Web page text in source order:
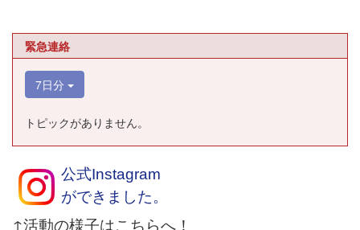
緊急連絡
7日分
トピックがありません。
公式Instagram
ができました。
↑活動の様子はこちらへ！